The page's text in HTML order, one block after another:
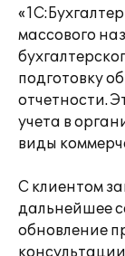
массового
подготовку
отчетности.
учета в
виды
С клиентом
дальнейшее
обновление